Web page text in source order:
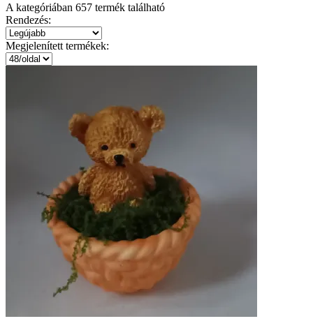
A kategóriában 657 termék található
Rendezés:
Megjelenített termékek: